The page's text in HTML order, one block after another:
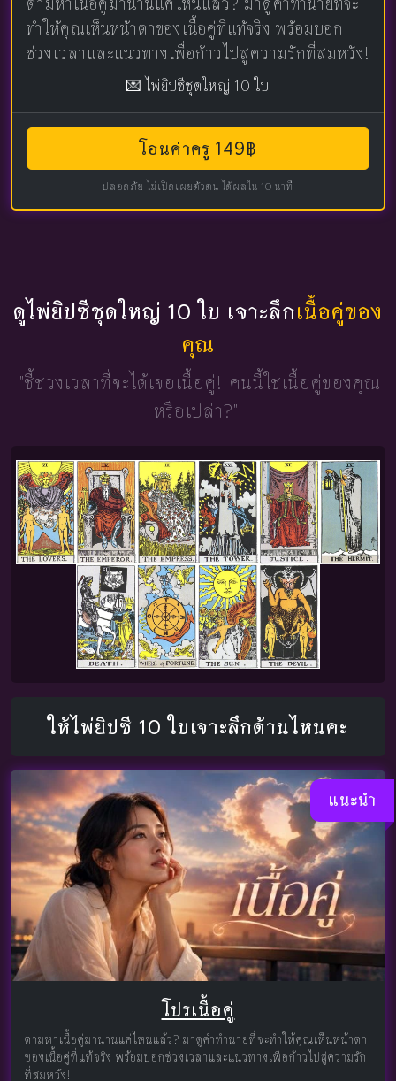
ทำให้คุณเห็นหน้าตาของเนื้อคู่ที่แท้จริง พร้อมบอก
ช่วงเวลาและแนวทางเพื่อก้าวไปสู่ความรักที่สมหวัง!
💌 ไพ่ยิปซีชุดใหญ่ 10 ใบ
โอนค่าครู 149฿
ปลอดภัย ไม่เปิดเผยตัวตน ได้ผลใน 10 นาที
ดูไพ่ยิปซีชุดใหญ่ 10 ใบ เจาะลึกเนื้อคู่ของ
คุณ
"ชี้ช่วงเวลาที่จะได้เจอเนื้อคู่! คนนี้ใช่เนื้อคู่ของคุณ
หรือเปล่า?"
ให้ไพ่ยิปซี 10 ใบเจาะลึกด้านไหนคะ
แนะนำ
โปรเนื้อคู่
ตามหาเนื้อคู่มานานแค่ไหนแล้ว? มาดูคำทำนายที่จะทำให้คุณเห็นหน้าตา
ของเนื้อคู่ที่แท้จริง พร้อมบอกช่วงเวลาและแนวทางเพื่อก้าวไปสู่ความรัก
ที่สมหวัง!